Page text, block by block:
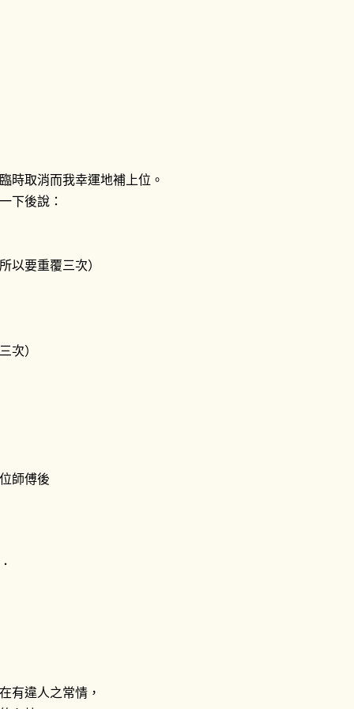
時取消而我幸運地補上位。
下後說：
以要重覆三次）
次）
師傅後
有違人之常情，